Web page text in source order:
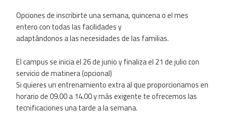
Opciones de inscribirte una semana, quincena o el mes
entero con todas las facilidades y
adaptándonos a las necesidades de las familias.
El campus se inicia el 26 de junio y finaliza el 21 de julio con
servicio de matinera (opcional)
Si quieres un entrenamiento extra al que proporcionamos en
horario de 09.00 a 14.00 y más exigente te ofrecemos las
tecnificaciones una tarde a la semana.